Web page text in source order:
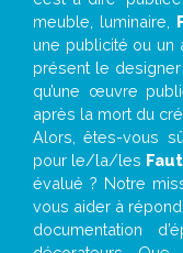
meuble, luminaire,
une publicité ou un
présent le
qu’une œuvre
après la mort du
Alors, êtes-vous
pour le/la/les
évalué ? Notre
vous aider à
documentation